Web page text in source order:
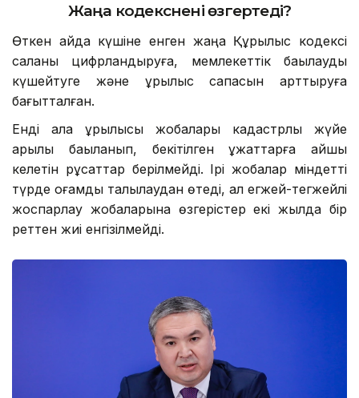
Жаңа кодекснені өзгертеді?
Өткен айда күшіне енген жаңа Құрылыс кодексі
саланы цифрландыруға, мемлекеттік бақылауды
күшейтуге және құрылыс сапасын арттыруға
бағытталған.
Енді қала құрылысы жобалары кадастрлық жүйе
арқылы бақыланып, бекітілген құжаттарға қайшы
келетін рұқсаттар берілмейді. Ірі жобалар міндетті
түрде қоғамдық талқылаудан өтеді, ал егжей-тегжейлі
жоспарлау жобаларына өзгерістер екі жылда бір
реттен жиі енгізілмейді.